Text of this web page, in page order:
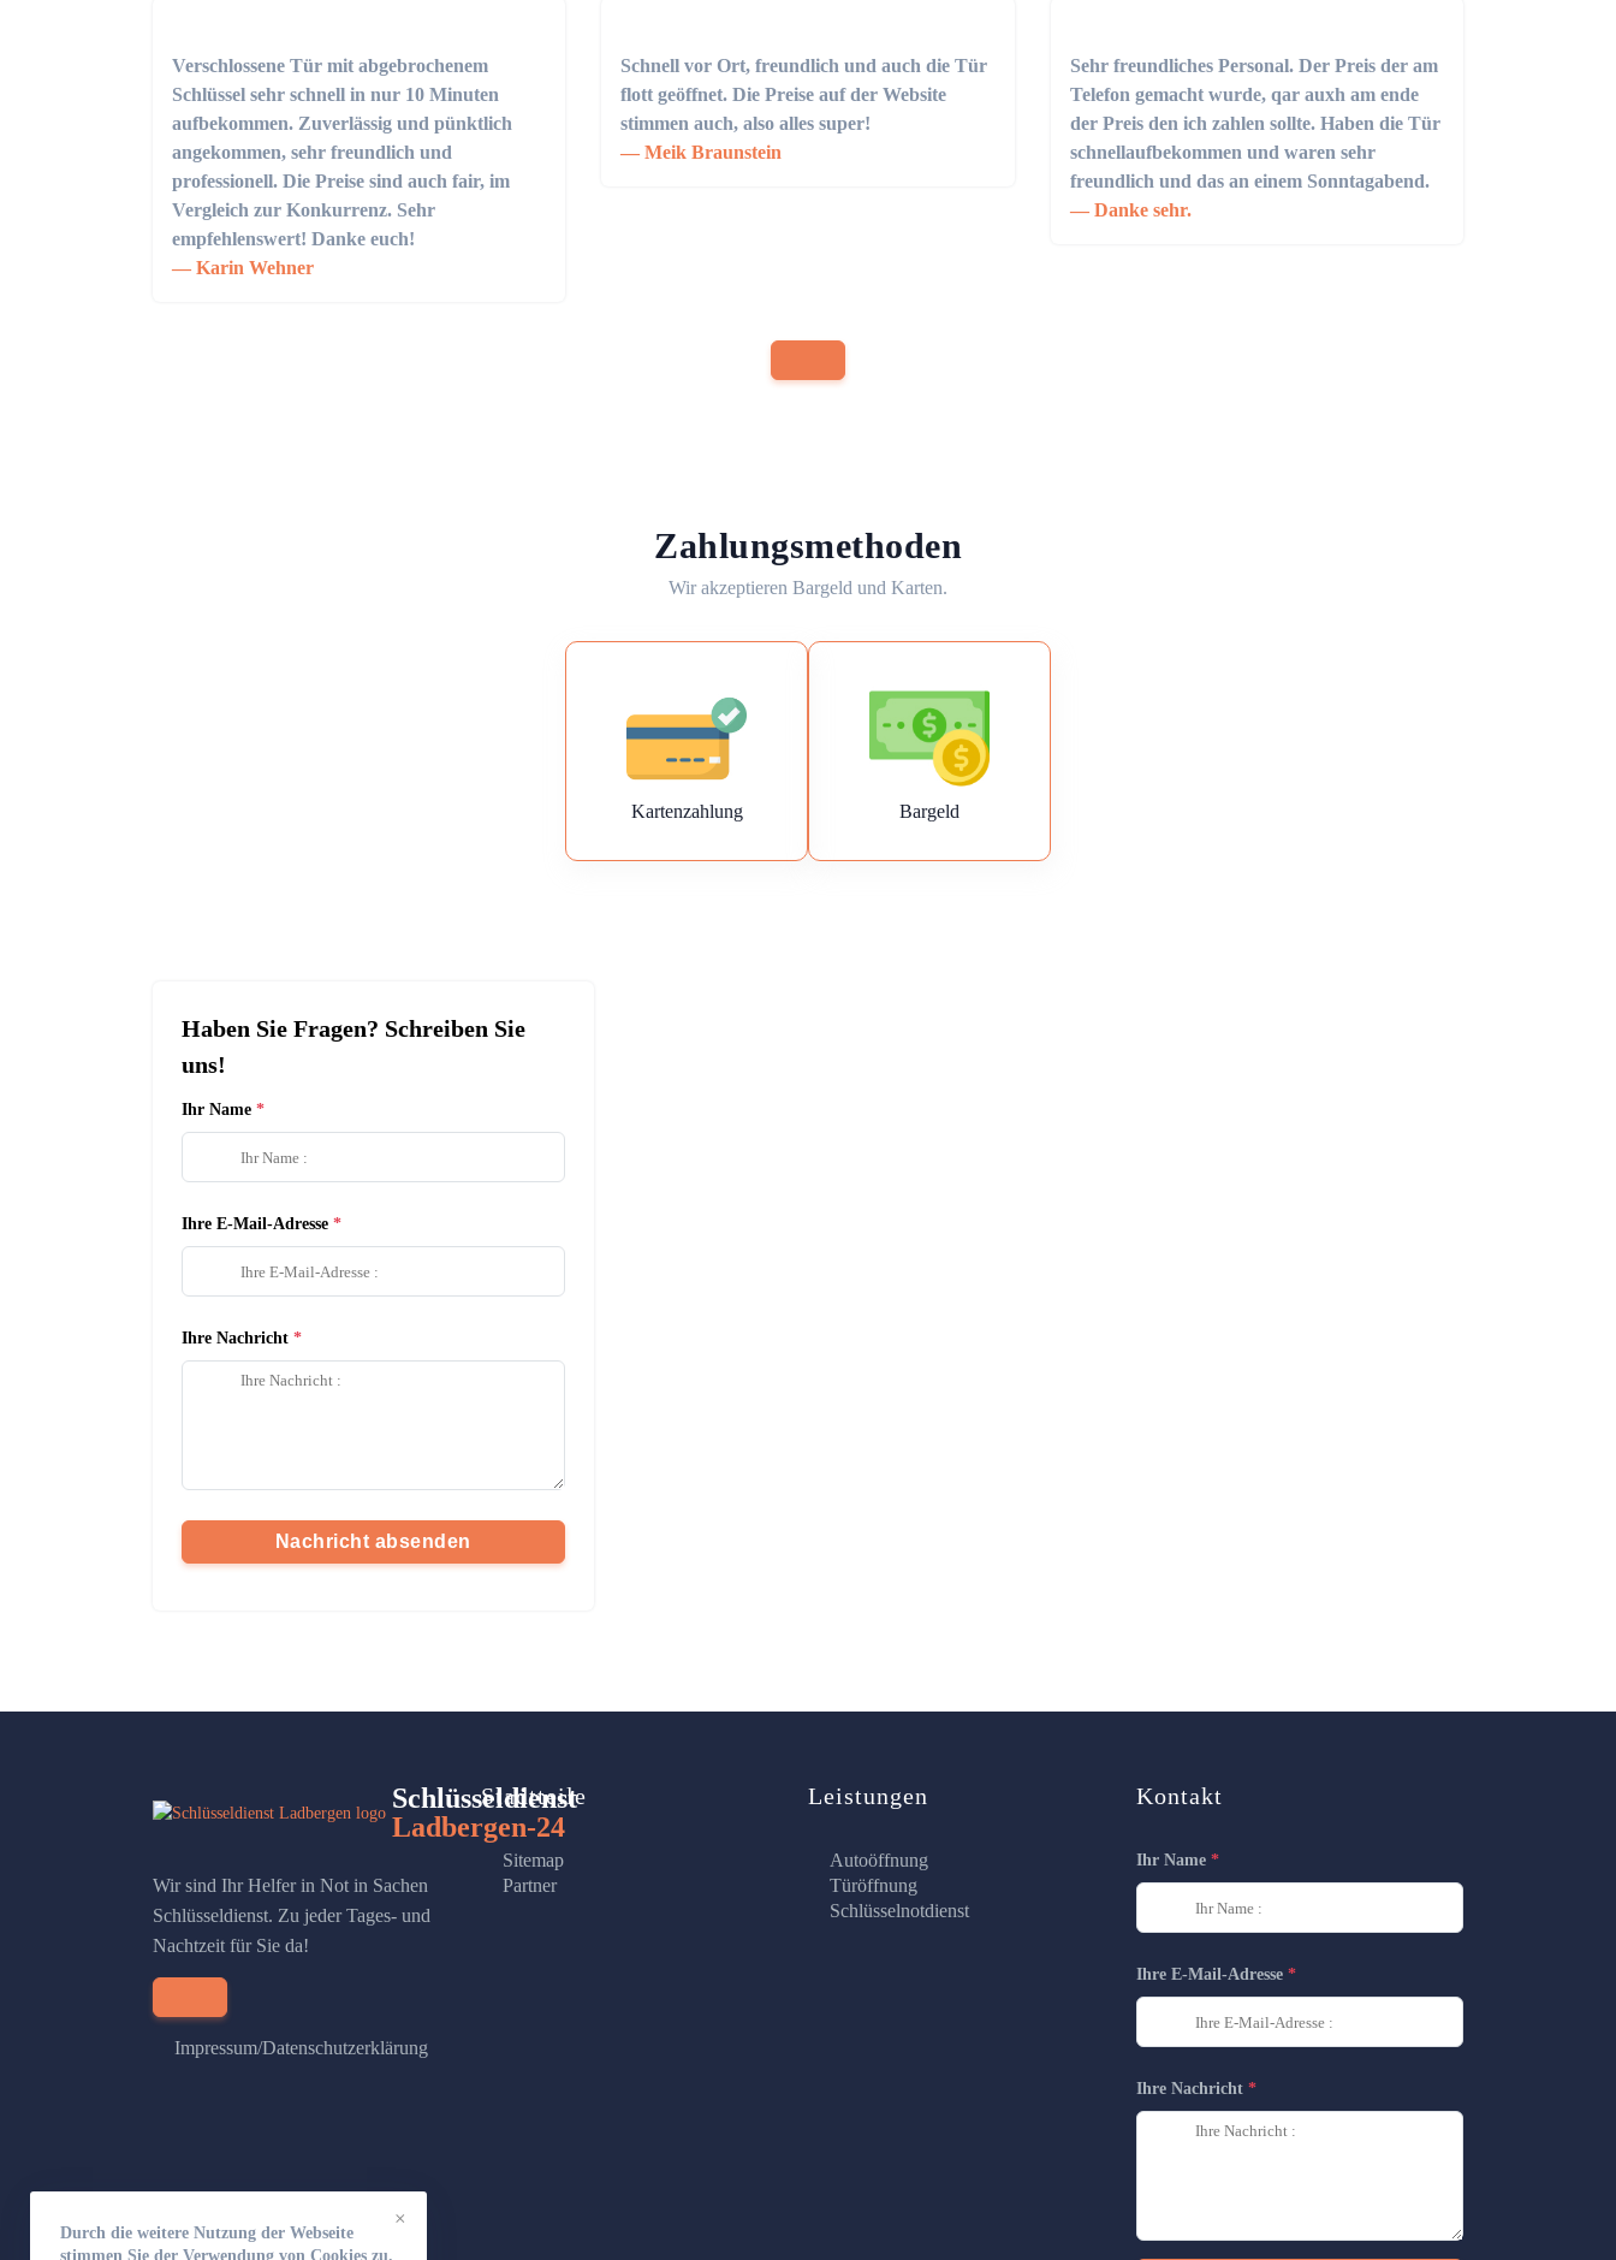
Verschlossene Tür mit abgebrochenem
Schlüssel sehr schnell in nur 10 Minuten
aufbekommen. Zuverlässig und pünktlich
angekommen, sehr freundlich und
professionell. Die Preise sind auch fair, im
Vergleich zur Konkurrenz. Sehr
empfehlenswert! Danke euch!
Karin Wehner
Schnell vor Ort, freundlich und auch die Tür
flott geöffnet. Die Preise auf der Website
stimmen auch, also alles super!
Meik Braunstein
Sehr freundliches Personal. Der Preis der am
Telefon gemacht wurde, qar auxh am ende
der Preis den ich zahlen sollte. Haben die Tür
schnellaufbekommen und waren sehr
freundlich und das an einem Sonntagabend.
Danke sehr.
Zahlungsmethoden
Wir akzeptieren Bargeld und Karten.
Kartenzahlung Bargeld
Haben Sie Fragen? Schreiben Sie
uns!
Ihr Name
Ihre E-Mail-Adresse
Ihre Nachricht
Nachricht absenden
×
Durch die weitere Nutzung der Webseite
stimmen Sie der Verwendung von Cookies zu.
Schlüsseldienst
Ladbergen-24
Wir sind Ihr Helfer in Not in Sachen
Schlüsseldienst. Zu jeder Tages- und
Nachtzeit für Sie da!
Impressum/Datenschutzerklärung
Stadtteile
Sitemap
Partner
Leistungen
Autoöffnung
Türöffnung
Schlüsselnotdienst
Kontakt
Ihr Name
Ihre E-Mail-Adresse
Ihre Nachricht